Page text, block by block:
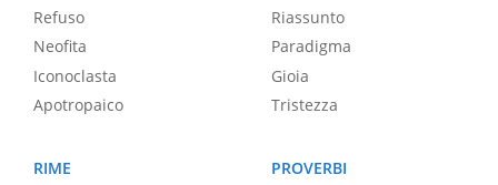
Refuso
Neofita
Iconoclasta
Apotropaico
Riassunto
Paradigma
Gioia
Tristezza
RIME
PROVERBI